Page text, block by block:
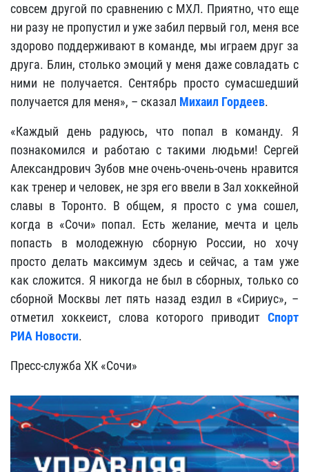
совсем другой по сравнению с МХЛ. Приятно, что еще
ни разу не пропустил и уже забил первый гол, меня все
здорово поддерживают в команде, мы играем друг за
друга. Блин, столько эмоций у меня даже совладать с
ними не получается. Сентябрь просто сумасшедший
получается для меня», – сказал Михаил Гордеев.
«Каждый день радуюсь, что попал в команду. Я
познакомился и работаю с такими людьми! Сергей
Александрович Зубов мне очень-очень-очень нравится
как тренер и человек, не зря его ввели в Зал хоккейной
славы в Торонто. В общем, я просто с ума сошел,
когда в «Сочи» попал. Есть желание, мечта и цель
попасть в молодежную сборную России, но хочу
просто делать максимум здесь и сейчас, а там уже
как сложится. Я никогда не был в сборных, только со
сборной Москвы лет пять назад ездил в «Сириус», –
отметил хоккеист, слова которого приводит Спорт
РИА Новости.
Пресс-служба ХК «Сочи»